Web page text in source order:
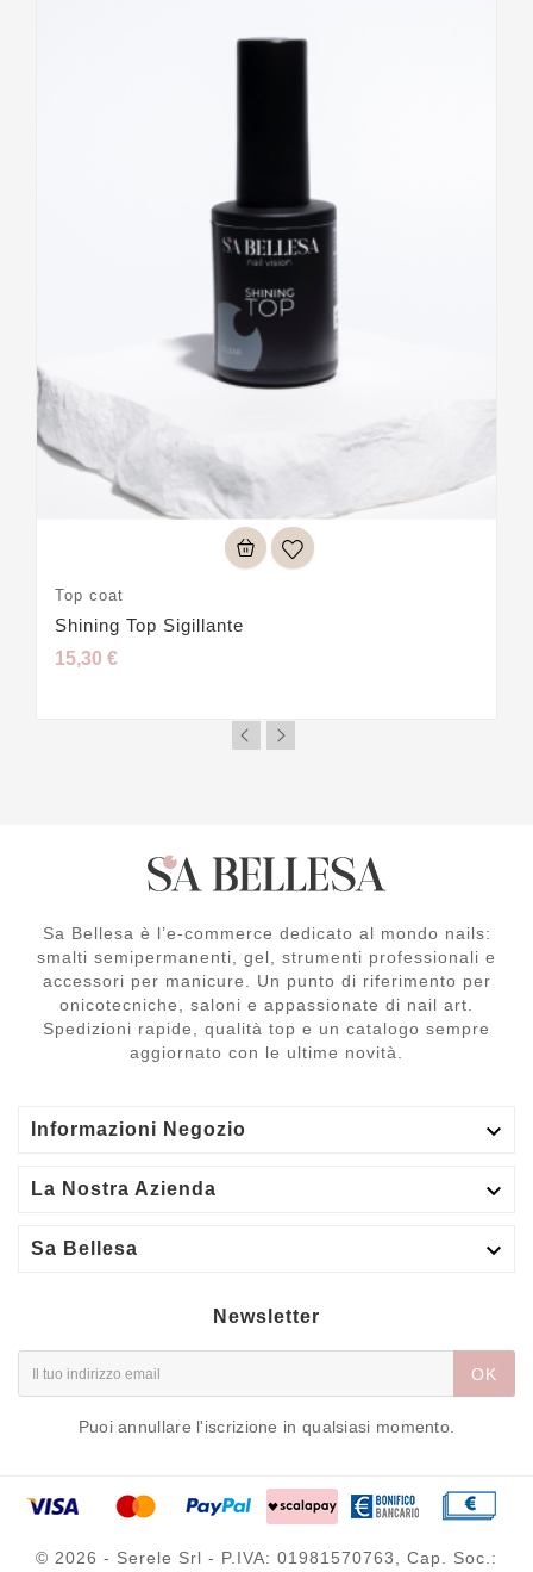
Top coat
Shining Top Sigillante
15,30 €
Sa Bellesa è l’e-commerce dedicato al mondo nails:
smalti semipermanenti, gel, strumenti professionali e
accessori per manicure. Un punto di riferimento per
onicotecniche, saloni e appassionate di nail art.
Spedizioni rapide, qualità top e un catalogo sempre
aggiornato con le ultime novità.
Informazioni Negozio 
La Nostra Azienda 
Sa Bellesa 
Newsletter
OK
Puoi annullare l'iscrizione in qualsiasi momento.
© 2026 - Serele Srl - P.IVA: 01981570763, Cap. Soc.: